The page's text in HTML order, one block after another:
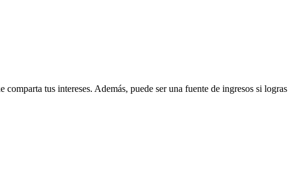
tus intereses. Además, puede ser una fuente de ingresos si logras